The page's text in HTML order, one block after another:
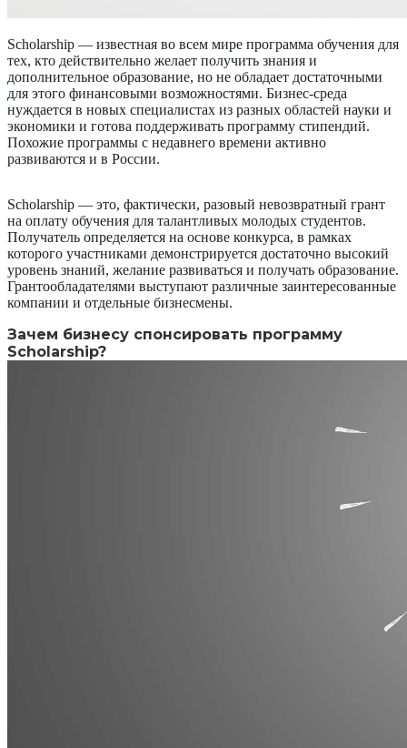
Scholarship — известная во всем мире программа обучения для
тех, кто действительно желает получить знания и
дополнительное образование, но не обладает достаточными
для этого финансовыми возможностями. Бизнес-среда
нуждается в новых специалистах из разных областей науки и
экономики и готова поддерживать программу стипендий.
Похожие программы с недавнего времени активно
развиваются и в России.
Scholarship — это, фактически, разовый невозвратный грант
на оплату обучения для талантливых молодых студентов.
Получатель определяется на основе конкурса, в рамках
которого участниками демонстрируется достаточно высокий
уровень знаний, желание развиваться и получать образование.
Грантообладателями выступают различные заинтересованные
компании и отдельные бизнесмены.
Зачем бизнесу спонсировать программу
Scholarship?